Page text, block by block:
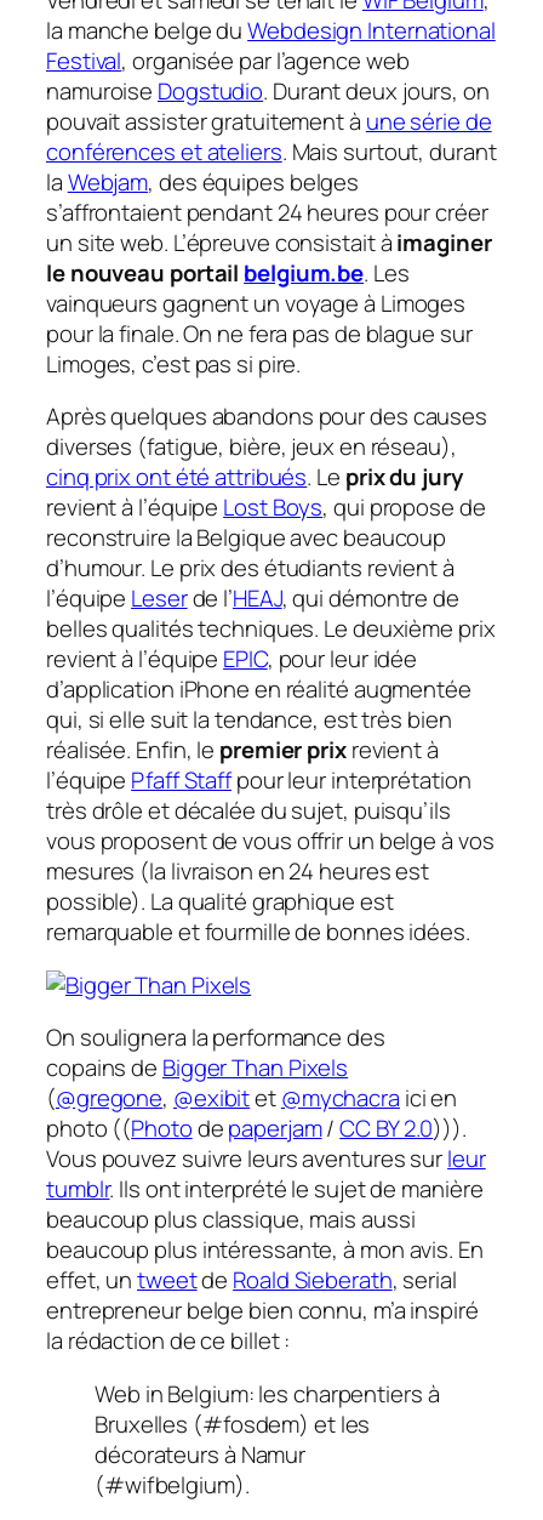
la manche belge duWebdesign International
Festival, organisée par l’agence web
namuroise Dogstudio. Durant deux jours, on
pouvait assister gratuitement à une série de
conférences et ateliers. Mais surtout, durant
laWebjam, des équipes belges
s’affrontaient pendant 24 heures pour créer
un site web. L’épreuve consistait àimaginer
le nouveau portail belgium.be. Les
vainqueurs gagnent un voyage à Limoges
pour la finale. On ne fera pas de blague sur
Limoges, c’est pas si pire.
Après quelques abandons pour des causes
diverses (fatigue, bière, jeux en réseau),
cinq prix ont été attribués. Le prix du jury
revient à l’équipe Lost Boys, qui propose de
reconstruire la Belgique avec beaucoup
d’humour. Le prix des étudiants revient à
l’équipe Leserde l’HEAJ, qui démontre de
belles qualités techniques. Le deuxième prix
revient à l’équipe EPIC, pour leur idée
d’application iPhone en réalité augmentée
qui, si elle suit la tendance, est très bien
réalisée. Enfin, le premier prixrevient à
l’équipe Pfaff Staffpour leur interprétation
très drôle et décalée du sujet, puisqu’ils
vous proposent de vous offrir un belge à vos
mesures (la livraison en 24 heures est
possible). La qualité graphique est
remarquable et fourmille de bonnes idées.
On soulignera la performance des
copains de Bigger Than Pixels
(@gregone, @exibitet@mychacra ici en
photo ((Photodepaperjam/CC BY 2.0))).
Vous pouvez suivre leurs aventures surleur
tumblr. Ils ont interprété le sujet de manière
beaucoup plus classique, mais aussi
beaucoup plus intéressante, à mon avis. En
effet, untweetde Roald Sieberath, serial
entrepreneur belge bien connu, m’a inspiré
la rédaction de ce billet :
Web in Belgium: les charpentiers à
Bruxelles (#fosdem) et les
décorateurs à Namur
(#wifbelgium).